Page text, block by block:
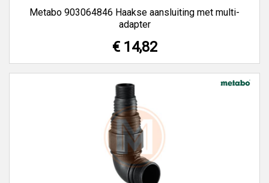
Metabo 903064846 Haakse aansluiting met multi-
adapter
€ 14,82